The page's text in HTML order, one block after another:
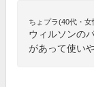
ちょプラ(40代・女
ウィルソンの
があって使い